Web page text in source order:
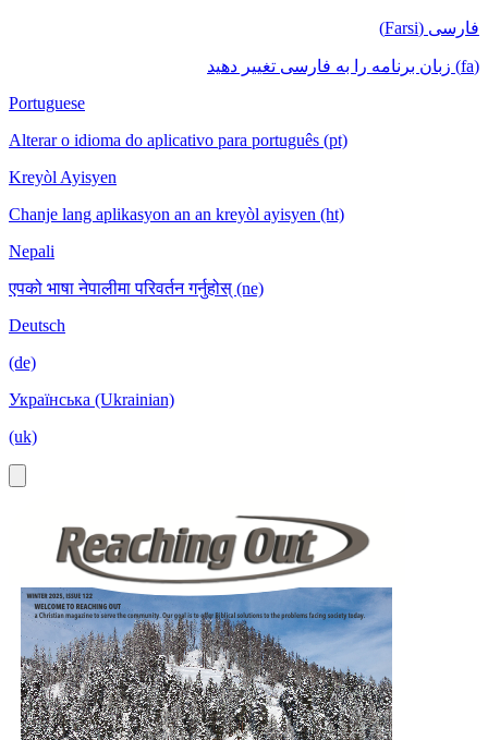
فارسی (Farsi)
(fa) زبان برنامه را به فارسی تغییر دهید
Portuguese
Alterar o idioma do aplicativo para português (pt)
Kreyòl Ayisyen
Chanje lang aplikasyon an an kreyòl ayisyen (ht)
Nepali
एपको भाषा नेपालीमा परिवर्तन गर्नुहोस् (ne)
Deutsch
(de)
Українська (Ukrainian)
(uk)